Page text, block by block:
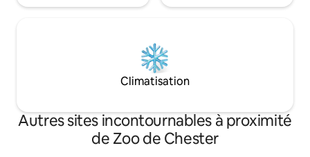
Climatisation
Autres sites incontournables à proximité
de Zoo de Chester